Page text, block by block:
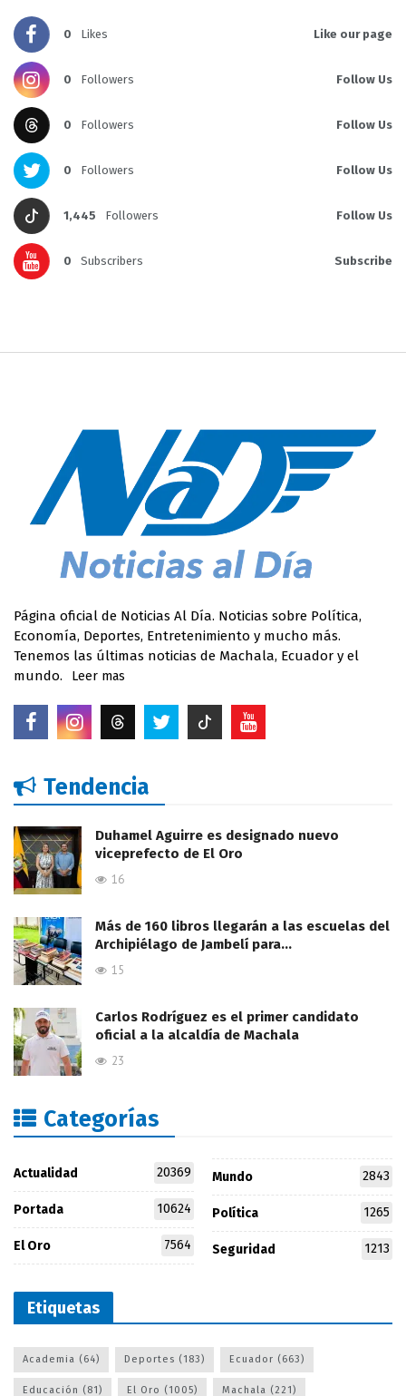
0 Likes Like our page
0 Followers Follow Us
0 Followers Follow Us
0 Followers Follow Us
1,445 Followers Follow Us
0 Subscribers Subscribe
Página oficial de Noticias Al Día. Noticias sobre Política,
Economía, Deportes, Entretenimiento y mucho más.
Tenemos las últimas noticias de Machala, Ecuador y el
mundo.
Leer mas
Tendencia
Duhamel Aguirre es designado nuevo
viceprefecto de El Oro
16
Más de 160 libros llegarán a las escuelas del
Archipiélago de Jambelí para…
15
Carlos Rodríguez es el primer candidato
oficial a la alcaldía de Machala
23
Categorías
Actualidad 20369
Portada 10624
El Oro 7564
Mundo 2843
Política 1265
Seguridad 1213
Etiquetas
Academia (64) Deportes (183) Ecuador (663)
Educación (81) El Oro (1005) Machala (221)